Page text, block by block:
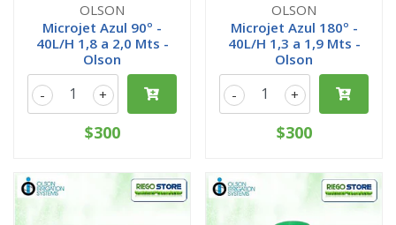
OLSON
Microjet Azul 90º -
40L/H 1,8 a 2,0 Mts -
Olson
+
-
$300
OLSON
Microjet Azul 180º -
40L/H 1,3 a 1,9 Mts -
Olson
+
-
$300